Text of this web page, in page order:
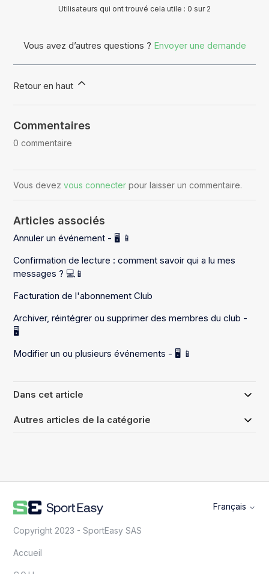
Utilisateurs qui ont trouvé cela utile : 0 sur 2
Vous avez d’autres questions ? Envoyer une demande
Retour en haut
Commentaires
0 commentaire
Vous devezvous connecter pour laisser un commentaire.
Articles associés
Annuler un événement - 🖥️ 📱
Confirmation de lecture : comment savoir qui a lu mes
messages ? 💻📱
Facturation de l'abonnement Club
Archiver, réintégrer ou supprimer des membres du club -
🖥️
Modifier un ou plusieurs événements - 🖥️ 📱
Dans cet article
Autres articles de la catégorie
Français
Copyright 2023 - SportEasy SAS
Accueil